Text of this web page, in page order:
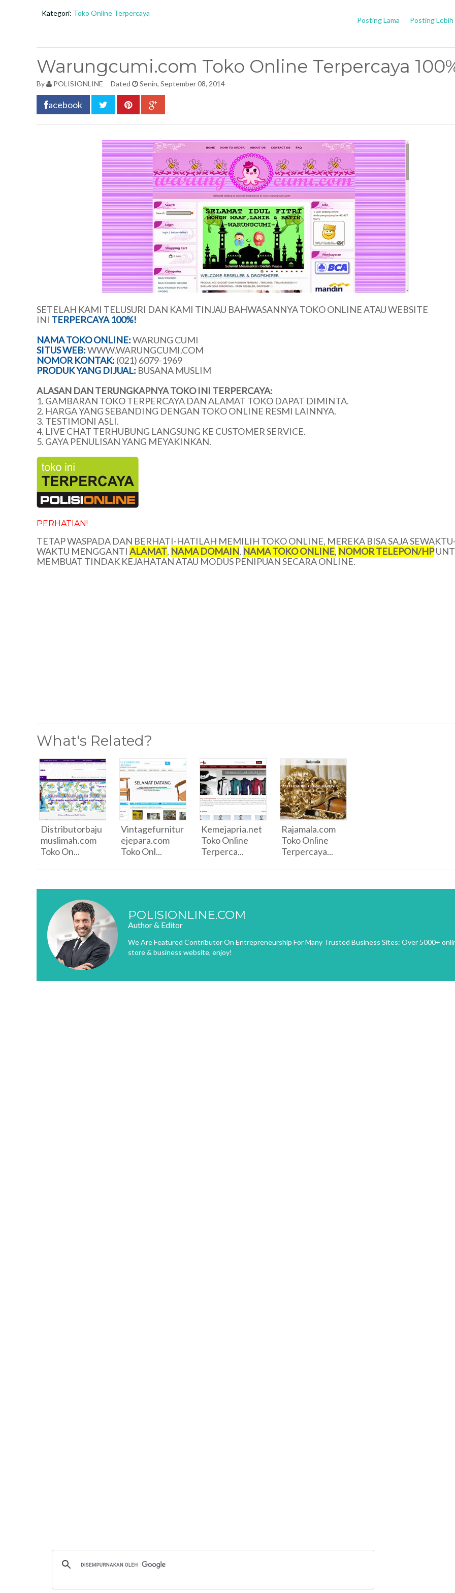
Kategori: Toko Online Terpercaya
Posting Lebih
Posting Lama
Warungcumi.com Toko Online Terpercaya
By POLISIONLINE Dated Senin, September 08, 2014
acebook
SETELAH KAMI TELUSURI DAN KAMI TINJAU BAHWASANNYA TOKO ONLINE ATAU WEBSITE
INI TERPERCAYA 100%!
NAMA TOKO ONLINE:WARUNG CUMI
SITUS WEB:WWW.WARUNGCUMI.COM
NOMOR KONTAK: (021) 6079-1969
PRODUK YANG DIJUAL: BUSANA MUSLIM
ALASAN DAN TERUNGKAPNYA TOKO INI TERPERCAYA:
1. GAMBARAN TOKO TERPERCAYA DAN ALAMAT TOKO DAPAT DIMINTA.
2. HARGA YANG SEBANDING DENGAN TOKO ONLINE RESMI LAINNYA.
3. TESTIMONI ASLI.
4. LIVE CHAT TERHUBUNG LANGSUNG KE CUSTOMER SERVICE.
5. GAYA PENULISAN YANG MEYAKINKAN.
PERHATIAN!
TETAP WASPADA DAN BERHATI-HATILAH MEMILIH TOKO ONLINE, MEREKA BISA SAJA
WAKTU MENGGANTI ALAMAT, NAMA DOMAIN, NAMA TOKO ONLINE, NOMOR TELEPON/HP
MEMBUAT TINDAK KEJAHATAN ATAU MODUS PENIPUAN SECARA ONLINE.
What's Related?
Distributorbaju
muslimah.com
Toko On...
Vintagefurnitur
ejepara.com
Toko Onl...
Kemejapria.net
Toko Online
Terperca...
Rajamala.com
Toko Online
Terpercaya...
POLISIONLINE.COM
Author & Editor
We Are Featured Contributor On Entrepreneurship For Many Trusted Business Sites: Over 5000+
store & business website, enjoy!